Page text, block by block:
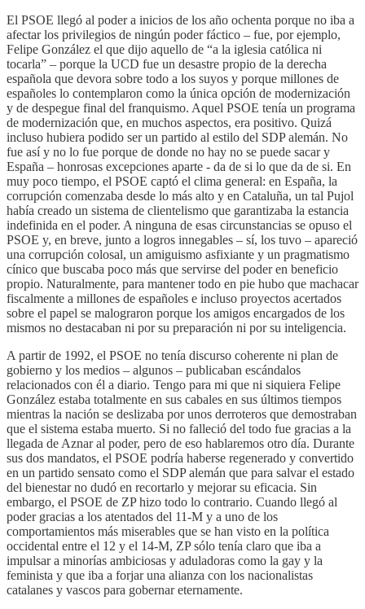
El PSOE llegó al poder a inicios de los año ochenta porque no iba a
afectar los privilegios de ningún poder fáctico – fue, por ejemplo,
Felipe González el que dijo aquello de “a la iglesia católica ni
tocarla” – porque la UCD fue un desastre propio de la derecha
española que devora sobre todo a los suyos y porque millones de
españoles lo contemplaron como la única opción de modernización
y de despegue final del franquismo. Aquel PSOE tenía un programa
de modernización que, en muchos aspectos, era positivo. Quizá
incluso hubiera podido ser un partido al estilo del SDP alemán. No
fue así y no lo fue porque de donde no hay no se puede sacar y
España – honrosas excepciones aparte - da de si lo que da de si. En
muy poco tiempo, el PSOE captó el clima general: en España, la
corrupción comenzaba desde lo más alto y en Cataluña, un tal Pujol
había creado un sistema de clientelismo que garantizaba la estancia
indefinida en el poder. A ninguna de esas circunstancias se opuso el
PSOE y, en breve, junto a logros innegables – sí, los tuvo – apareció
una corrupción colosal, un amiguismo asfixiante y un pragmatismo
cínico que buscaba poco más que servirse del poder en beneficio
propio. Naturalmente, para mantener todo en pie hubo que machacar
fiscalmente a millones de españoles e incluso proyectos acertados
sobre el papel se malograron porque los amigos encargados de los
mismos no destacaban ni por su preparación ni por su inteligencia.
A partir de 1992, el PSOE no tenía discurso coherente ni plan de
gobierno y los medios – algunos – publicaban escándalos
relacionados con él a diario. Tengo para mi que ni siquiera Felipe
González estaba totalmente en sus cabales en sus últimos tiempos
mientras la nación se deslizaba por unos derroteros que demostraban
que el sistema estaba muerto. Si no falleció del todo fue gracias a la
llegada de Aznar al poder, pero de eso hablaremos otro día. Durante
sus dos mandatos, el PSOE podría haberse regenerado y convertido
en un partido sensato como el SDP alemán que para salvar el estado
del bienestar no dudó en recortarlo y mejorar su eficacia. Sin
embargo, el PSOE de ZP hizo todo lo contrario. Cuando llegó al
poder gracias a los atentados del 11-M y a uno de los
comportamientos más miserables que se han visto en la política
occidental entre el 12 y el 14-M, ZP sólo tenía claro que iba a
impulsar a minorías ambiciosas y aduladoras como la gay y la
feminista y que iba a forjar una alianza con los nacionalistas
catalanes y vascos para gobernar eternamente.